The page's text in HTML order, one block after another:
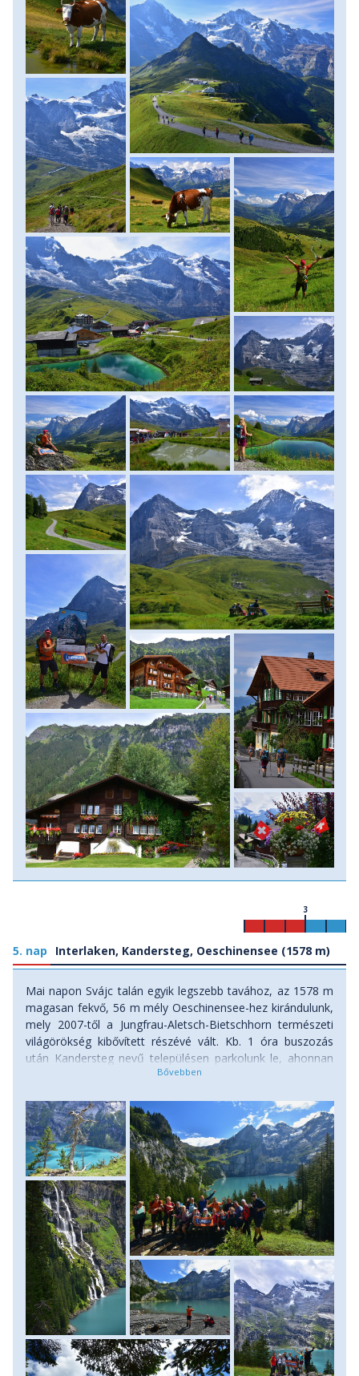
5. nap Interlaken, Kandersteg, Oeschinensee (1578 m)
3
Mai napon Svájc talán egyik legszebb tavához, az 1578 m
magasan fekvő, 56 m mély Oeschinensee-hez kirándulunk,
mely 2007-től a Jungfrau-Aletsch-Bietschhorn természeti
világörökség kibővített részévé vált. Kb. 1 óra buszozás
után Kandersteg nevű településen parkolunk le, ahonnan
több túraútvonalon és drótkötélpályás felvonóval is
túrán ezúttal csak lábainkra próbálunk hagyatkozni és
eltekintünk a felvonó használatától, így is késleltetve a
látványtól ránk váró sokkot. Erdős- legelős úton 400 m-t
emelkedünk kb. 1 órás gyaloglással, miközben először
kápráztat el bennünk a tó látványa. Innen egy 6 km-es
látványos körtúrát teszünk, mely nem hiába került be Svájc
legszebb 15 túraútvonala közé. Különböző szögből és
magasságból is szemügyre vehetjük a tavat, utunk során
több fogadó és menedékház segíti a svájci franktól
duzzadó zsebeink apadását, igény szerint. A tavon
egyébként csónakázásra és horgászásra is van lehetőség,
de az itt élő különböző pisztrángok és sügérek
állományának utóbbi módon való csökkentésére ezúttal
nem vállalkozunk. Egy alternatív útvonalon ereszkedünk
vissza kisbuszunkhoz, majd újabb nagyszerű
túraélményekkel gazdagodva visszatérünk szállásunkra.